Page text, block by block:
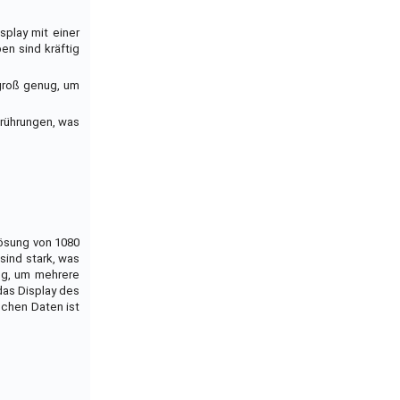
mit einer
sind kräftig
genug, um
was
von 1080
stark, was
um mehrere
Display des
Daten ist